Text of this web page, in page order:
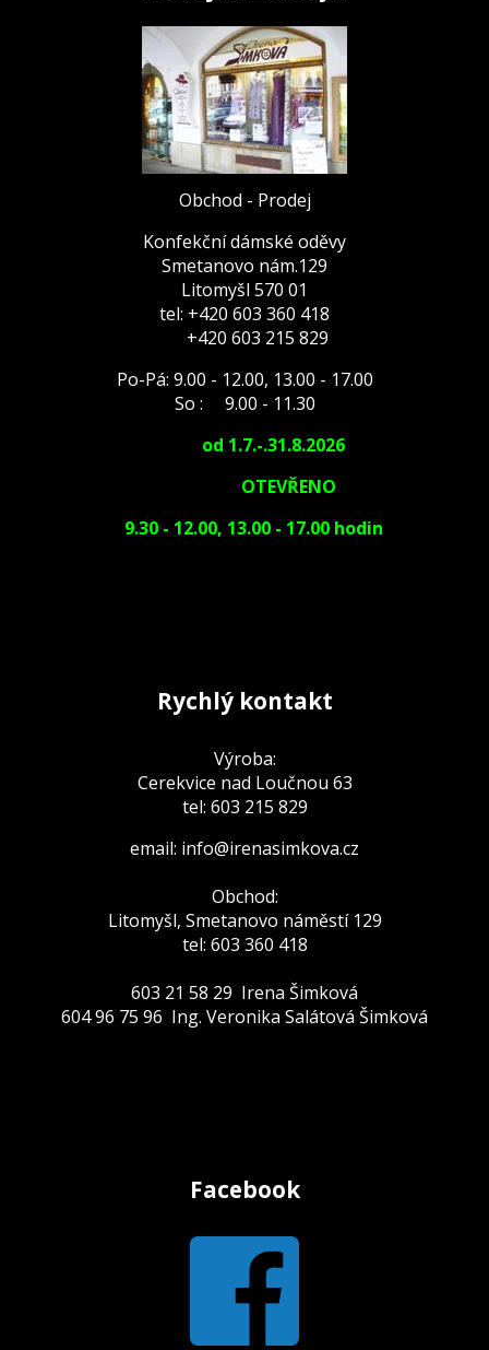
Rychlý kontakt
Výroba:
Cerekvice nad Loučnou 63
tel: 603 215 829
email: info@irenasimkova.cz
Obchod:
Litomyšl, Smetanovo náměstí 129
tel: 603 360 418
603 21 58 29 Irena Šimková
604 96 75 96 Ing. Veronika Salátová Šimková
Obchod - Prodej
Konfekční dámské oděvy
Smetanovo nám.129
Litomyšl 570 01
tel: +420 603 360 418
+420 603 215 829
Po-Pá: 9.00 - 12.00, 13.00 - 17.00
So : 9.00 - 11.30
od 1.7.-.31.8.2026
OTEVŘENO
9.30 - 12.00, 13.00 - 17.00 hodin
Facebook